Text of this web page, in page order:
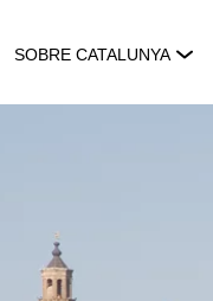
SOBRE CATALUNYA